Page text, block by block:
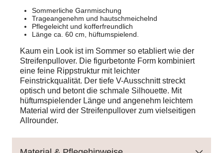
Sommerliche Garnmischung
Trageangenehm und hautschmeichelnd
Pflegeleicht und kofferfreundlich
Länge ca. 60 cm, hüftumspielend.
Kaum ein Look ist im Sommer so etabliert wie der
Streifenpullover. Die figurbetonte Form kombiniert
eine feine Rippstruktur mit leichter
Feinstrickqualität. Der tiefe V-Ausschnitt streckt
optisch und betont die schmale Silhouette. Mit
hüftumspielender Länge und angenehm leichtem
Material wird der Streifenpullover zum vielseitigen
Allrounder.